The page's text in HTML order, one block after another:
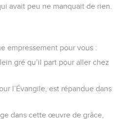
avait peu ne manquait de rien.
empressement pour vous :
gré qu’il part pour aller chez
l’Évangile, est répandue dans
dans cette œuvre de grâce,